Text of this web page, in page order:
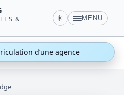
&
☀️ MENU
d’une agence